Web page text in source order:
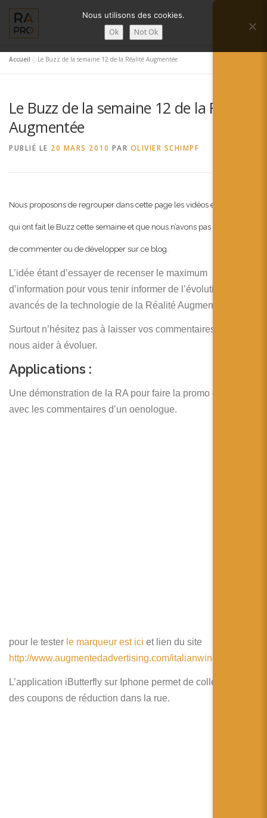
contenu
Menu
SERVICES RA’PRO ACTUALITÉ DE LA RA
简体中文
日本語
Accueil »Le Buzz de la semaine 12 de la Réalité Augmentée
Le Buzz de la semaine 12 de la Réalité
Augmentée
PUBLIÉ LE 20 MARS 2010 PAR OLIVIER SCHIMPF
Nous proposons de regrouper dans cette page les vidéos et les new
qui ont fait le Buzz cette semaine et que nous n’avons pas eu le temps
de commenter ou de développer sur ce blog.
L’idée étant d’essayer de recenser le maximum
d’information pour vous tenir informer de l’évolution et des
avancés de la technologie de la Réalité Augmentée.
Surtout n’hésitez pas à laisser vos commentaires pour
nous aider à évoluer.
Applications :
Une démonstration de la RA pour faire la promo d’un vin
avec les commentaires d’un oenologue.
pour le tester le marqueur est ici et lien du site
http://www.augmentedadvertising.com/italianwine/
L’application iButterfly sur Iphone permet de collectionner
des coupons de réduction dans la rue.
Nous utilisons des cookies.
Ok Not Ok